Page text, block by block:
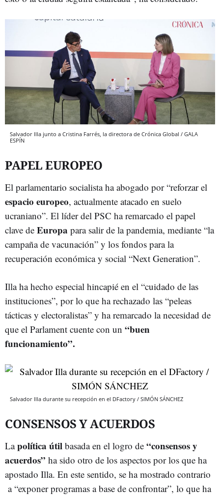
Salvador Illa junto a Cristina Farrés, la directora de Crónica Global / GALA
ESPÍN
PAPEL EUROPEO
El parlamentario socialista ha abogado por “reforzar el
espacio europeo, actualmente atacado en suelo
ucraniano”. El líder del PSC ha remarcado el papel
clave de Europa para salir de la pandemia, mediante “la
campaña de vacunación” y los fondos para la
recuperación económica y social “Next Generation”.
Illa ha hecho especial hincapié en el “cuidado de las
instituciones”, por lo que ha rechazado las “peleas
tácticas y electoralistas” y ha remarcado la necesidad de
que el Parlament cuente con un “buen
funcionamiento”.
Salvador Illa durante su recepción en el DFactory / SIMÓN SÁNCHEZ
CONSENSOS Y ACUERDOS
Lapolítica útil basada en el logro de “consensos y
acuerdos” ha sido otro de los aspectos por los que ha
apostado Illa. En este sentido, se ha mostrado contrario
a “exponer programas a base de confrontar”, lo que ha